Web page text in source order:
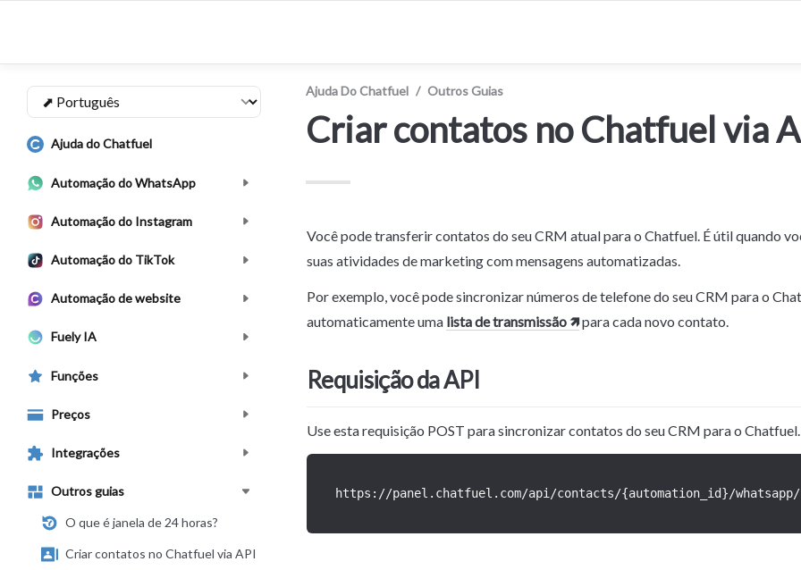
Ajuda do Chatfuel
Automação do WhatsApp
Automação do Instagram
Automação do TikTok
Automação de website
Fuely IA
Funções
Preços
Integrações
Outros guias
O que é janela de 24 horas?
Criar contatos no Chatfuel via API
Ajuda Do Chatfuel / Outros Guias
Criar contatos no Chatfuel via
Você pode transferir contatos do seu CRM atual para o Chatfuel. É útil quando
suas atividades de marketing com mensagens automatizadas.
Por exemplo, você pode sincronizar números de telefone do seu CRM para o
automaticamente uma lista de transmissão 🡽 para cada novo contato.
Requisição da API
Use esta requisição POST para sincronizar contatos do seu CRM para o Chatfuel.
https://panel.chatfuel.com/api/contacts/{automation_id}/whatsapp/